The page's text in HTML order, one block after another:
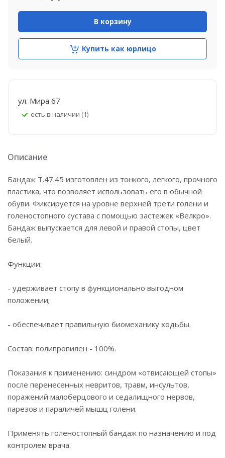
В корзину
Купить как юрлицо
ул. Мира 67
Есть в наличии (1)
Описание
Бандаж Т.47.45 изготовлен из тонкого, легкого, прочного
пластика, что позволяет использовать его в обычной
обуви. Фиксируется на уровне верхней трети голени и
голеностопного сустава с помощью застежек «Велкро».
Бандаж выпускается для левой и правой стопы, цвет
белый.
Функции:
- удерживает стопу в функционально выгодном
положении;
- обеспечивает правильную биомеханику ходьбы.
Состав: полипропилен - 100%.
Показания к применению: синдром «отвисающей стопы»
после перенесенных невритов, травм, инсультов,
поражений малоберцового и седалищного нервов,
парезов и параличей мышц голени.
Применять голеностопный бандаж по назначению и под
контролем врача.